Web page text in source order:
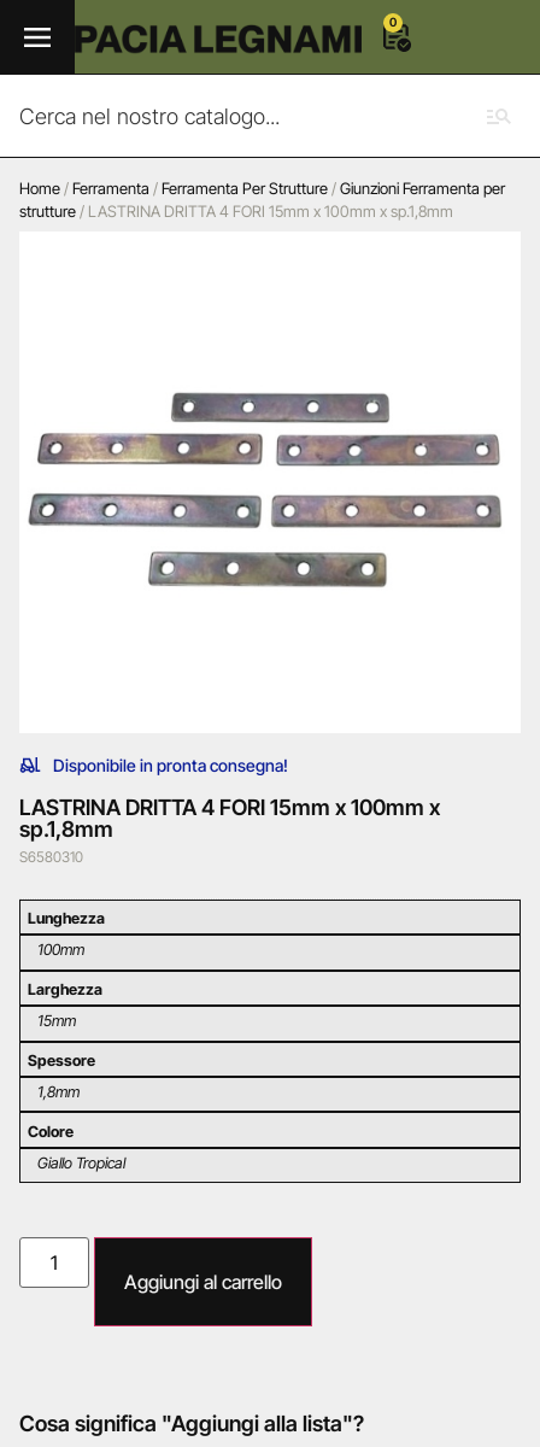
0
Home/Ferramenta /Ferramenta Per Strutture/Giunzioni Ferramenta per
strutture/ LASTRINA DRITTA 4 FORI 15mm x 100mm x sp.1,8mm
Disponibile in pronta consegna!
LASTRINA DRITTA 4 FORI 15mm x 100mm x
sp.1,8mm
S6580310
Lunghezza
100mm
Larghezza
15mm
Spessore
1,8mm
Colore
Giallo Tropical
Aggiungi al carrello
Cosa significa "Aggiungi alla lista"?